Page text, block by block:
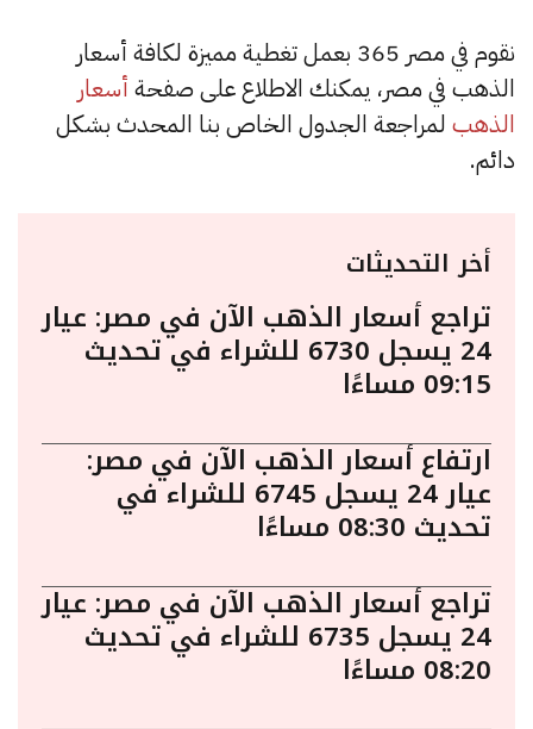
نقوم في مصر 365 بعمل تغطية مميزة لكافة أسعار
الذهب في مصر، يمكنك الاطلاع على صفحة أسعار
الذهب لمراجعة الجدول الخاص بنا المحدث بشكل
دائم.
أخر التحديثات
تراجع أسعار الذهب الآن في مصر: عيار
24 يسجل 6730 للشراء في تحديث
09:15 مساءًا
ارتفاع أسعار الذهب الآن في مصر:
عيار 24 يسجل 6745 للشراء في
تحديث 08:30 مساءًا
تراجع أسعار الذهب الآن في مصر: عيار
24 يسجل 6735 للشراء في تحديث
08:20 مساءًا